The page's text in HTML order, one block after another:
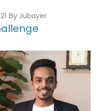
By Jubayer